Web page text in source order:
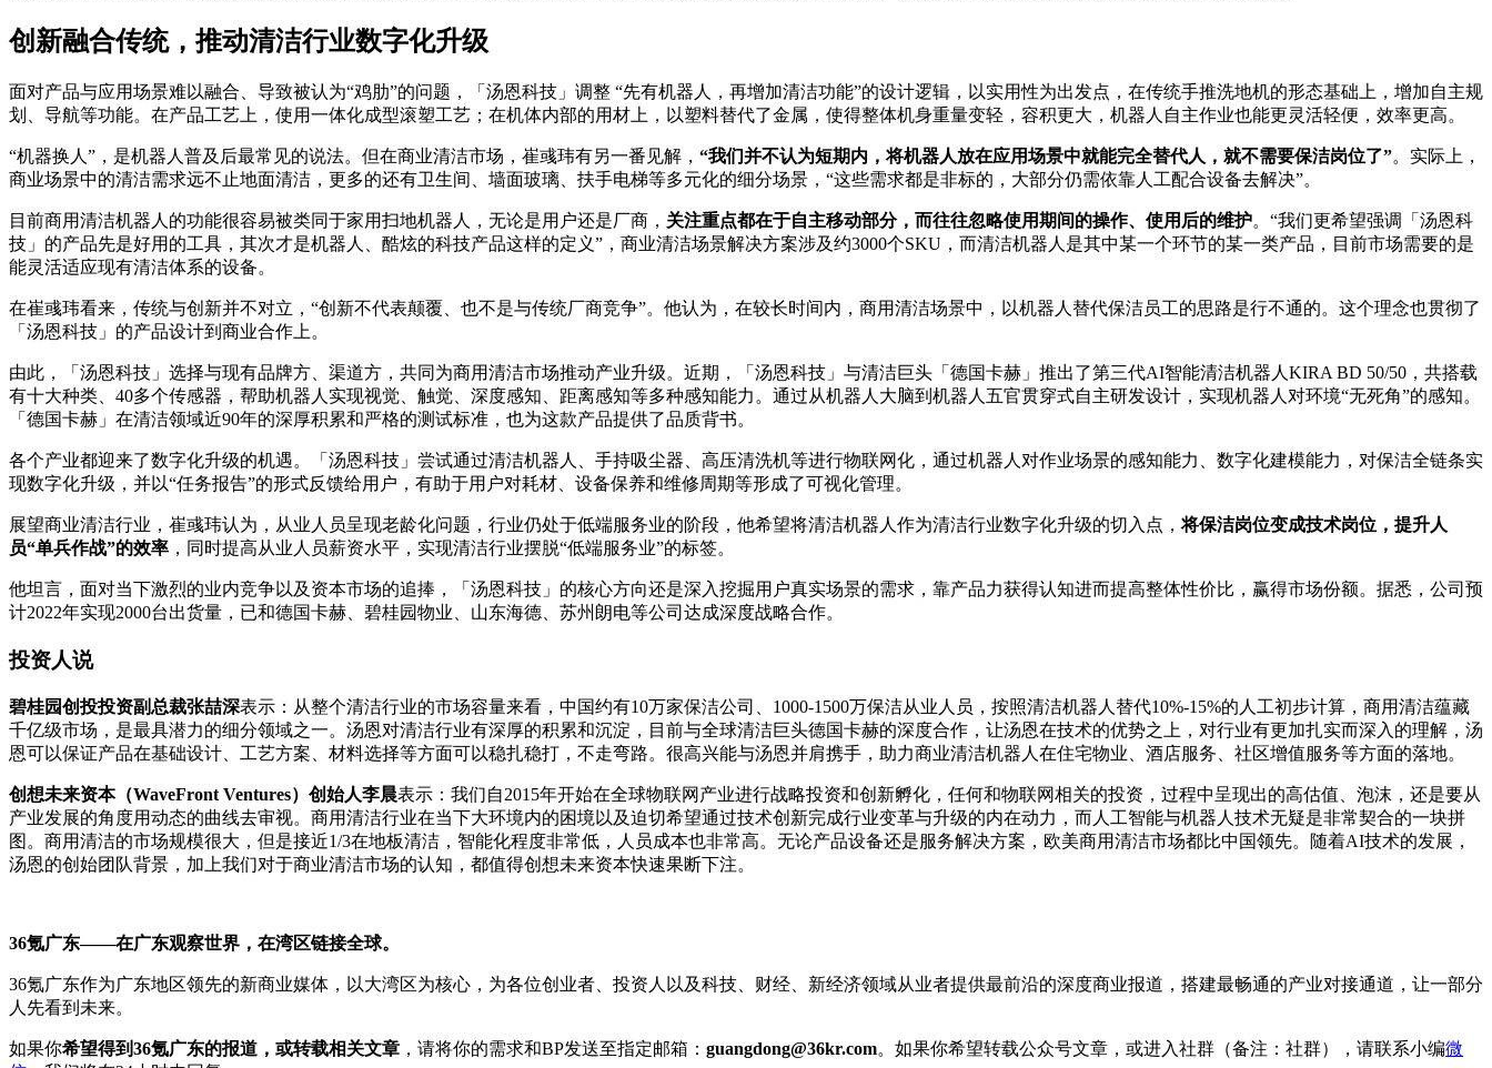
创新融合传统，推动清洁行业数字化升级
面对产品与应用场景难以融合、导致被认为“鸡肋”的问题，「汤恩科技」调整 “先有机器人，再增加清洁功能”的设计逻辑，以实用性为出发点，在传统手推洗地机的形态基础上，增加自主规
划、导航等功能。在产品工艺上，使用一体化成型滚塑工艺；在机体内部的用材上，以塑料替代了金属，使得整体机身重量变轻，容积更大，机器人自主作业也能更灵活轻便，效率更高。
“机器换人”，是机器人普及后最常见的说法。但在商业清洁市场，崔彧玮有另一番见解， “我们并不认为短期内，将机器人放在应用场景中就能完全替代人，就不需要保洁岗位了”。实际上，
商业场景中的清洁需求远不止地面清洁，更多的还有卫生间、墙面玻璃、扶手电梯等多元化的细分场景，“这些需求都是非标的，大部分仍需依靠人工配合设备去解决”。
目前商用清洁机器人的功能很容易被类同于家用扫地机器人，无论是用户还是厂商， 关注重点都在于自主移动部分，而往往忽略使用期间的操作、使用后的维护。“我们更希望强调「汤恩科
技」的产品先是好用的工具，其次才是机器人、酷炫的科技产品这样的定义”，商业清洁场景解决方案涉及约3000个SKU，而清洁机器人是其中某一个环节的某一类产品，目前市场需要的是
能灵活适应现有清洁体系的设备。
在崔彧玮看来，传统与创新并不对立，“创新不代表颠覆、也不是与传统厂商竞争”。他认为，在较长时间内，商用清洁场景中，以机器人替代保洁员工的思路是行不通的。这个理念也贯彻了
「汤恩科技」的产品设计到商业合作上。
由此，「汤恩科技」选择与现有品牌方、渠道方，共同为商用清洁市场推动产业升级。近期，「汤恩科技」与清洁巨头「德国卡赫」推出了第三代AI智能清洁机器人KIRA BD 50/50，共搭载
有十大种类、40多个传感器，帮助机器人实现视觉、触觉、深度感知、距离感知等多种感知能力。通过从机器人大脑到机器人五官贯穿式自主研发设计，实现机器人对环境“无死角”的感知。
「德国卡赫」在清洁领域近90年的深厚积累和严格的测试标准，也为这款产品提供了品质背书。
各个产业都迎来了数字化升级的机遇。「汤恩科技」尝试通过清洁机器人、手持吸尘器、高压清洗机等进行物联网化，通过机器人对作业场景的感知能力、数字化建模能力，对保洁全链条实
现数字化升级，并以“任务报告”的形式反馈给用户，有助于用户对耗材、设备保养和维修周期等形成了可视化管理。
展望商业清洁行业，崔彧玮认为，从业人员呈现老龄化问题，行业仍处于低端服务业的阶段，他希望将清洁机器人作为清洁行业数字化升级的切入点，将保洁岗位变成技术岗位，提升人
员“单兵作战”的效率 ，同时提高从业人员薪资水平，实现清洁行业摆脱“低端服务业”的标签。
他坦言，面对当下激烈的业内竞争以及资本市场的追捧，「汤恩科技」的核心方向还是深入挖掘用户真实场景的需求，靠产品力获得认知进而提高整体性价比，赢得市场份额。据悉，公司预
计2022年实现2000台出货量，已和德国卡赫、碧桂园物业、山东海德、苏州朗电等公司达成深度战略合作。
投资人说
碧桂园创投投资副总裁张喆深表示：从整个清洁行业的市场容量来看，中国约有10万家保洁公司、1000-1500万保洁从业人员，按照清洁机器人替代10%-15%的人工初步计算，商用清洁蕴藏
千亿级市场，是最具潜力的细分领域之一。汤恩对清洁行业有深厚的积累和沉淀，目前与全球清洁巨头德国卡赫的深度合作，让汤恩在技术的优势之上，对行业有更加扎实而深入的理解，汤
恩可以保证产品在基础设计、工艺方案、材料选择等方面可以稳扎稳打，不走弯路。很高兴能与汤恩并肩携手，助力商业清洁机器人在住宅物业、酒店服务、社区增值服务等方面的落地。
创想未来资本（WaveFront Ventures）创始人李晨表示：我们自2015年开始在全球物联网产业进行战略投资和创新孵化，任何和物联网相关的投资，过程中呈现出的高估值、泡沫，还是要从
产业发展的角度用动态的曲线去审视。商用清洁行业在当下大环境内的困境以及迫切希望通过技术创新完成行业变革与升级的内在动力，而人工智能与机器人技术无疑是非常契合的一块拼
图。商用清洁的市场规模很大，但是接近1/3在地板清洁，智能化程度非常低，人员成本也非常高。无论产品设备还是服务解决方案，欧美商用清洁市场都比中国领先。随着AI技术的发展，
汤恩的创始团队背景，加上我们对于商业清洁市场的认知，都值得创想未来资本快速果断下注。
36氪广东——在广东观察世界，在湾区链接全球。
36氪广东作为广东地区领先的新商业媒体，以大湾区为核心，为各位创业者、投资人以及科技、财经、新经济领域从业者提供最前沿的深度商业报道，搭建最畅通的产业对接通道，让一部分
人先看到未来。
如果你希望得到36氪广东的报道，或转载相关文章 ，请将你的需求和BP发送至指定邮箱： guangdong@36kr.com。如果你希望转载公众号文章，或进入社群（备注：社群），请联系小编微